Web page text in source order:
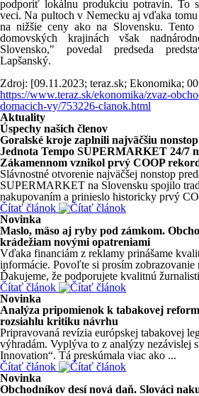
podporiť lokálnu produkciu potravín. To
veci. Na pultoch v Nemecku aj vďaka
na nižšie ceny ako na Slovensku. Tento
domovských krajinách však
Slovensko," povedal predseda
Lapšanský.
Zdroj: [09.11.2023; teraz.sk; Ekonomika;
https://www.teraz.sk/ekonomika/zvaz-
domacich-vy/753226-clanok.html
Aktuality
Úspechy našich členov
Goralské kroje zaplnili najväčšiu
Jednota Tempo SUPERMARKET 24/7
Zákamennom vznikol prvý COOP
Slávnostné otvorenie najväčšej nonstop
SUPERMARKET na Slovensku spojilo
nakupovaním a prinieslo historicky prvý
Čítať článok
Novinka
Maslo, mäso aj ryby pod zámkom.
krádežiam novými opatreniami
Vďaka financiám z reklamy prinášame
informácie. Povoľte si prosím zobrazovanie
Ďakujeme, že podporujete kvalitnú
Čítať článok
Novinka
Analýza pripomienok k tabakovej
rozsiahlu kritiku návrhu
Pripravovaná revízia európskej tabakovej
výhradám. Vyplýva to z analýzy nezávislej
Innovation“. Tá preskúmala viac ako ...
Čítať článok
Novinka
Obchodníkov desí nová daň. Slováci